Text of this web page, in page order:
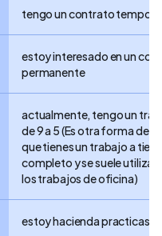
tengo un contrato
estoy interesado en un
permanente
actualmente, tengo un
de 9 a 5 (Es otra forma de
que tienes un trabajo a
completo y se suele utilizar
los trabajos de oficina)
estoy hacienda practicas